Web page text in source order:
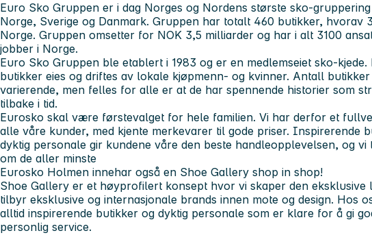
Euro Sko Gruppen er i dag Norges og Nordens største sko-
Norge, Sverige og Danmark. Gruppen har totalt 460 butikker, hvorav
Norge. Gruppen omsetter for NOK 3,5 milliarder og har i alt 3100
jobber i Norge.
Euro Sko Gruppen ble etablert i 1983 og er en medlemseiet sko-
butikker eies og driftes av lokale kjøpmenn- og kvinner. Antall
varierende, men felles for alle er at de har spennende historier som
tilbake i tid.
Eurosko skal være førstevalget for hele familien. Vi har derfor et
alle våre kunder, med kjente merkevarer til gode priser. Inspirerende
dyktig personale gir kundene våre den beste handleopplevelsen, og vi
om de aller minste
Eurosko Holmen innehar også en Shoe Gallery shop in shop!
Shoe Gallery er et høyprofilert konsept hvor vi skaper den eksklusive
tilbyr eksklusive og internasjonale brands innen mote og design. Hos
alltid inspirerende butikker og dyktig personale som er klare for å gi
personlig service.